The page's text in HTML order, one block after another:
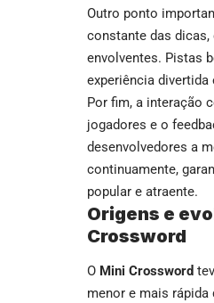
Outro ponto
constante das
envolventes. Pistas
experiência divertida
Por fim, a interação
jogadores e o
desenvolvedores a
continuamente,
popular e atraente.
Origens e
Crossword
O Mini Crossword
menor e mais